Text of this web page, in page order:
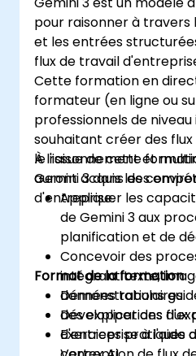
pour raisonner à travers
et les entrées
flux de travail
Cette formation en
formateur (en ligne ou
professionnels de
souhaitant créer des
le raisonnement et
Gemini 3 dans des
d'entreprise.
À l'issue de cette
auront acquis les
Appliquer les
de Gemini 3 aux
planification et de
Concevoir des
intégrant texte,
données tabulaires.
Développer des flux
d'entreprise à l'aide
Format de la formation
Démonstrations
des explications
Exercices pratiques